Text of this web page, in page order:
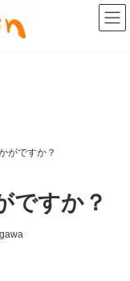
がですか？
ですか？